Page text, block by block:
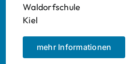
Waldorfschule
Kiel
mehr Informationen